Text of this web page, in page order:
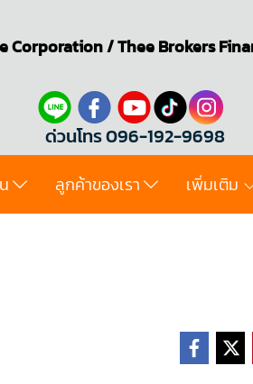
Corporation/Thee Brokers
ด่วนโทร 096-192-9698
ลูกค้าของเรา เพิ่มเติม